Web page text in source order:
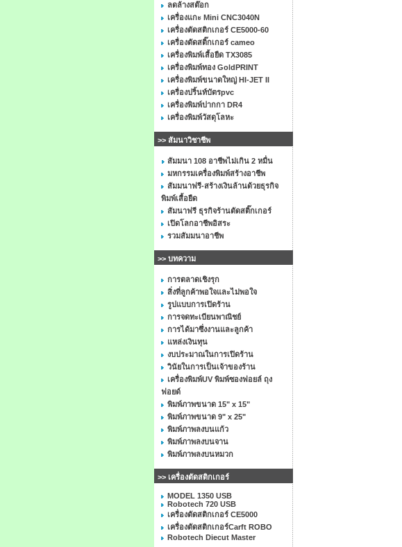
ลดล้างสต๊อก
เครื่องแกะ Mini CNC3040N
เครื่องตัดสติกเกอร์ CE5000-60
เครื่องตัดสติ๊กเกอร์ cameo
เครื่องพิมพ์เสื้อยืด TX3085
เครื่องพิมพ์ทอง GoldPRINT
เครื่องพิมพ์ขนาดใหญ่ HI-JET II
เครื่องปริ้นท์บัตรpvc
เครื่องพิมพ์ปากกา DR4
เครื่องพิมพ์วัสดุโลหะ
>> สัมนาวิชาชีพ
สัมมนา 108 อาชีพไม่เกิน 2 หมื่น
มหกรรมเครื่องพิมพ์สร้างอาชีพ
สัมมนาฟรี-สร้างเงินล้านด้วยธุรกิจ
พิมพ์เสื้อยืด
สัมนาฟรี ธุรกิจร้านตัดสติ๊กเกอร์
เปิดโลกอาชีพอิสระ
รวมสัมมนาอาชีพ
>> บทความ
การตลาดเชิงรุก
สิ่งที่ลูกค้าพอใจและไม่พอใจ
รูปแบบการเปิดร้าน
การจดทะเบียนพาณิชย์
การได้มาซึ่งงานและลูกค้า
แหล่งเงินทุน
งบประมาณในการเปิดร้าน
วินัยในการเป็นเจ้าของร้าน
เครื่องพิมพ์UV พิมพ์ซองฟอยล์ ถุง
ฟอยด์
พิมพ์ภาพขนาด 15" x 15"
พิมพ์ภาพขนาด 9" x 25"
พิมพ์ภาพลงบนแก้ว
พิมพ์ภาพลงบนจาน
พิมพ์ภาพลงบนหมวก
>> เครื่องตัดสติกเกอร์
MODEL 1350 USB
Robotech 720 USB
เครื่องตัดสติกเกอร์ CE5000
เครื่องตัดสติกเกอร์Carft ROBO
Robotech Diecut Master